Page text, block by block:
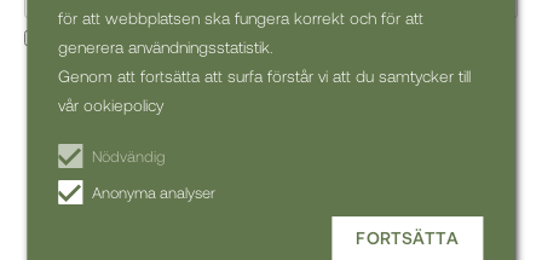
för att webbplatsen ska fungera korrekt och för att
generera användningsstatistik.
Genom att fortsätta att surfa förstår vi att du samtycker till
vår ookiepolicy
Nödvändig
Anonyma analyser
FORTSÄTTA
Ja, jag skulle vilja få kommersiella nyhetsbrev (kan alltid
avsluta prenumerationen)